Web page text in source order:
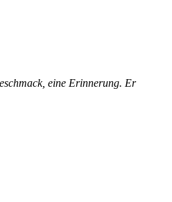
eine Erinnerung. Er